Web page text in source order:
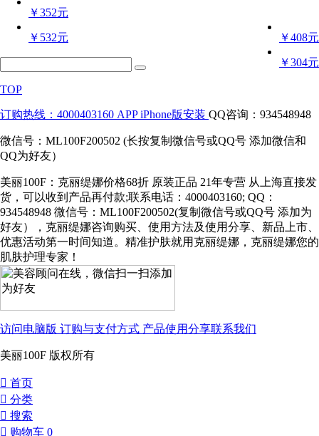
￥352元
￥408元
￥532元
￥304元
TOP
订购热线：4000403160 APP iPhone版安装 QQ咨询：934548948
微信号：ML100F200502 (长按复制微信号或QQ号 添加微信和
QQ为好友）
美丽100F：克丽缇娜价格68折 原装正品 21年专营 从上海直接发
货，可以收到产品再付款;联系电话：4000403160; QQ：
934548948 微信号：ML100F200502(复制微信号或QQ号 添加为
好友），克丽缇娜咨询购买、使用方法及使用分享、新品上市、
优惠活动第一时间知道。精准护肤就用克丽缇娜，克丽缇娜您的
肌肤护理专家！
访问电脑版 订购与支付方式 产品使用分享联系我们
美丽100F 版权所有
󰀁 首页
󰀂 分类
󰀃 搜索
󰀄 购物车 0